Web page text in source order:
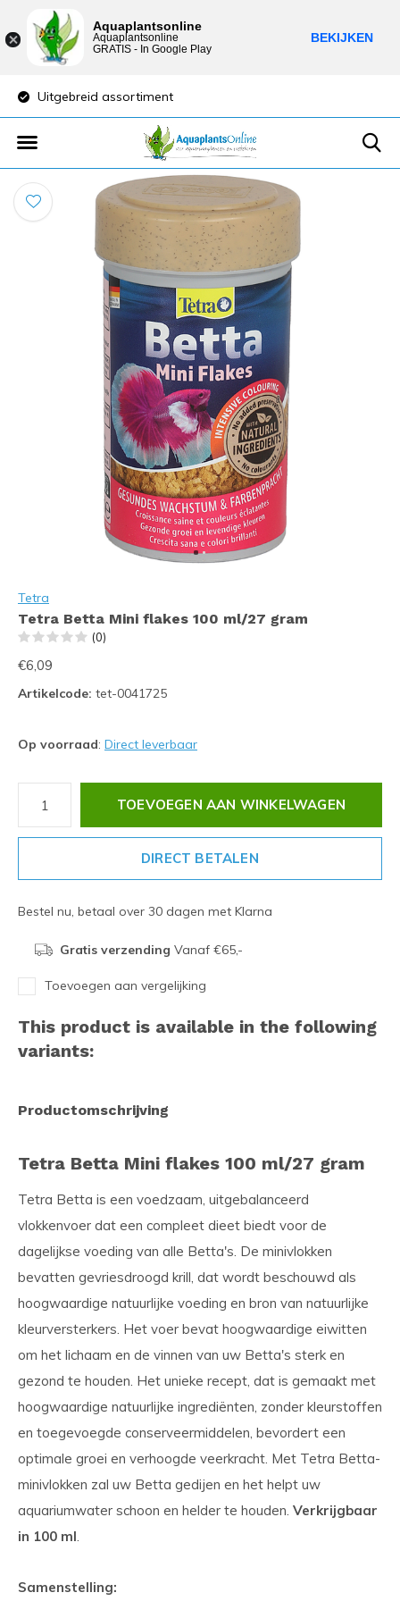
Uitgebreid assortiment
Tetra
Tetra Betta Mini flakes 100 ml/27 gram
(0)
€6,09
Artikelcode: tet-0041725
Op voorraad: Direct leverbaar
TOEVOEGEN AAN WINKELWAGEN
DIRECT BETALEN
Bestel nu, betaal over 30 dagen met Klarna
Gratis verzending Vanaf €65,-
Toevoegen aan vergelijking
This product is available in the following
variants:
Productomschrijving
Tetra Betta Mini flakes 100 ml/27 gram
Tetra Betta is een voedzaam, uitgebalanceerd
vlokkenvoer dat een compleet dieet biedt voor de
dagelijkse voeding van alle Betta's. De minivlokken
bevatten gevriesdroogd krill, dat wordt beschouwd als
hoogwaardige natuurlijke voeding en bron van natuurlijke
kleurversterkers. Het voer bevat hoogwaardige eiwitten
om het lichaam en de vinnen van uw Betta's sterk en
gezond te houden. Het unieke recept, dat is gemaakt met
hoogwaardige natuurlijke ingrediënten, zonder kleurstoffen
en toegevoegde conserveermiddelen, bevordert een
optimale groei en verhoogde veerkracht. Met Tetra Betta-
minivlokken zal uw Betta gedijen en het helpt uw
aquariumwater schoon en helder te houden. Verkrijgbaar
in 100 ml.
Samenstelling:
Aquaplantsonline
Aquaplantsonline
GRATIS - In Google Play
BEKIJKEN